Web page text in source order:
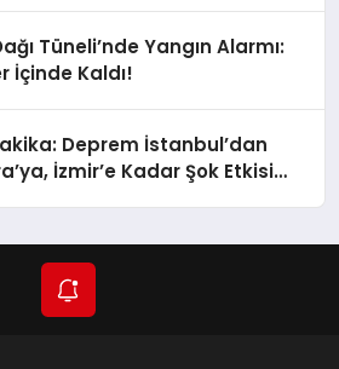
Tüneli’nde Yangın Alarmı:
İçinde Kaldı!
Deprem İstanbul’dan
İzmir’e Kadar Şok Etkisi